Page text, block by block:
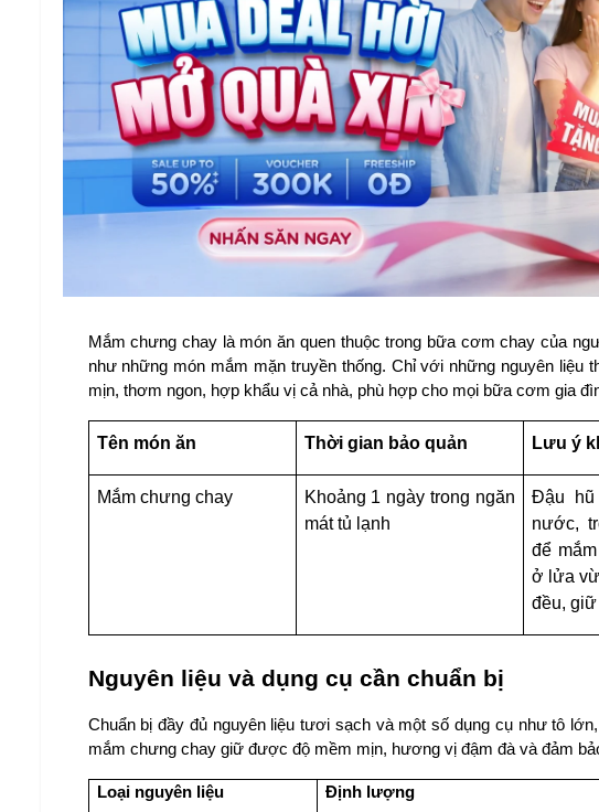
Mắm chưng chay là món ăn quen thuộc trong bữa cơm chay của
như những món mắm mặn truyền thống. Chỉ với những nguyên
mịn, thơm ngon, hợp khẩu vị cả nhà, phù hợp cho mọi bữa cơm gia
Tên món ăn Thời gian bảo quản Lưu ý
Mắm chưng chay
Khoảng 1 ngày trong ngăn
mát tủ lạnh
Đậu
nước,
để
ở lửa
đều,
Nguyên liệu và dụng cụ cần chuẩn bị
Chuẩn bị đầy đủ nguyên liệu tươi sạch và một số dụng cụ như tô
mắm chưng chay giữ được độ mềm mịn, hương vị đậm đà và đảm
Loại nguyên liệu Định lượng